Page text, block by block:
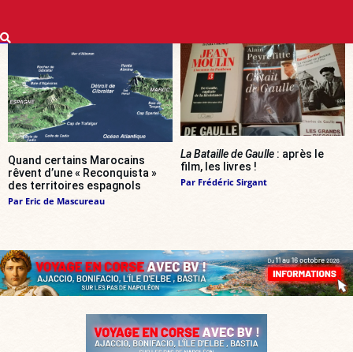
Quand certains Marocains
rêvent d’une « Reconquista »
des territoires espagnols
Par Eric de Mascureau
La Bataille de Gaulle : après le
film, les livres !
Par Frédéric Sirgant